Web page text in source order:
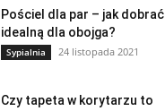
Pościel dla par – jak dobrać
idealną dla obojga?
Sypialnia 24 listopada 2021
Czy tapeta w korytarzu to